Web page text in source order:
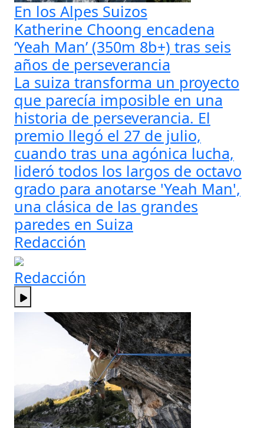
En los Alpes Suizos
Katherine Choong encadena
‘Yeah Man’ (350m 8b+) tras seis
años de perseverancia
La suiza transforma un proyecto
que parecía imposible en una
historia de perseverancia. El
premio llegó el 27 de julio,
cuando tras una agónica lucha,
lideró todos los largos de octavo
grado para anotarse 'Yeah Man',
una clásica de las grandes
paredes en Suiza
Redacción
Redacción